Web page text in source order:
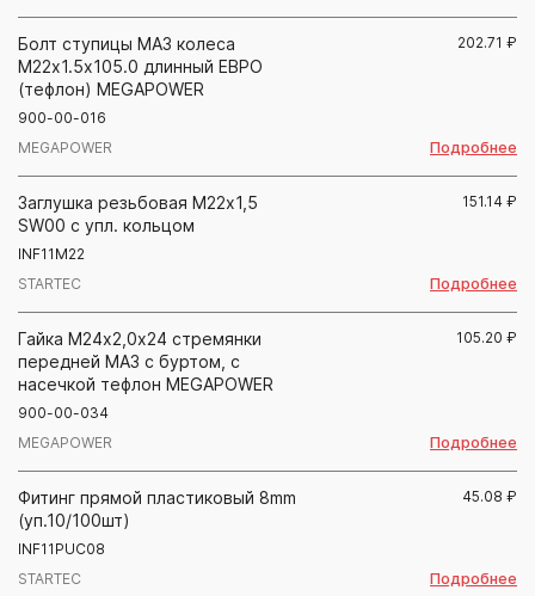
Болт ступицы МАЗ колеса
М22х1.5х105.0 длинный ЕВРО
(тефлон) MEGAPOWER
900-00-016
MEGAPOWER
202.71 ₽
Подробнее
Заглушка резьбовая М22х1,5
SW00 с упл. кольцом
INF11M22
STARTEC
151.14 ₽
Подробнее
Гайка М24х2,0х24 стремянки
передней МАЗ с буртом, с
насечкой тефлон MEGAPOWER
900-00-034
MEGAPOWER
105.20 ₽
Подробнее
Фитинг прямой пластиковый 8mm
(уп.10/100шт)
INF11PUC08
STARTEC
45.08 ₽
Подробнее